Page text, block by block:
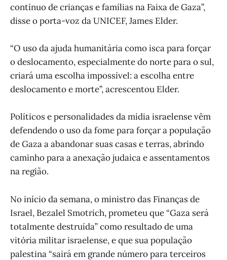
contínuo de crianças e famílias na Faixa de Gaza”,
disse o porta-voz da UNICEF, James Elder.
“O uso da ajuda humanitária como isca para forçar
o deslocamento, especialmente do norte para o sul,
criará uma escolha impossível: a escolha entre
deslocamento e morte”, acrescentou Elder.
Políticos e personalidades da mídia israelense vêm
defendendo o uso da fome para forçar a população
de Gaza a abandonar suas casas e terras, abrindo
caminho para a anexação judaica e assentamentos
na região.
No início da semana, o ministro das Finanças de
Israel, Bezalel Smotrich, prometeu que “Gaza será
totalmente destruída” como resultado de uma
vitória militar israelense, e que sua população
palestina “sairá em grande número para terceiros